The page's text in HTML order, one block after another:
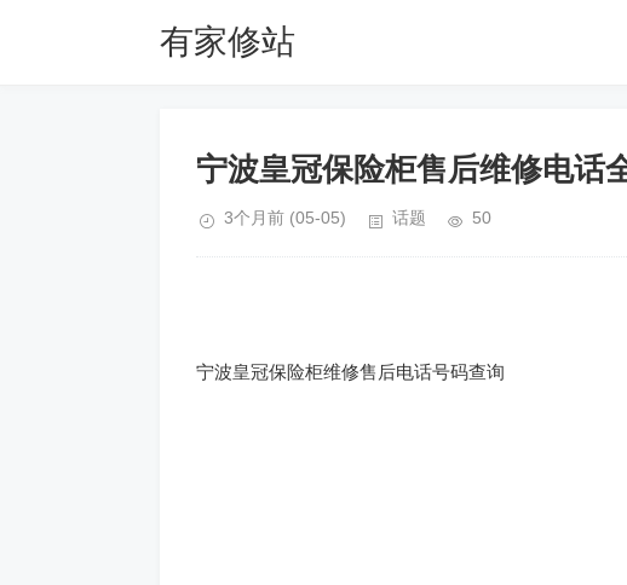
有家修站
宁波皇冠保险柜售后维修电话
3个月前 (05-05) 话题 50
宁波皇冠保险柜维修售后电话号码查询